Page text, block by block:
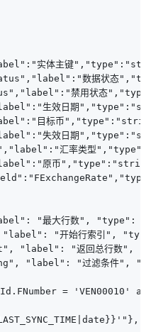
实体主键
数据状态
禁用状态
生效日期
目标币
失效日期
汇率类型
原币
"最大行数", "type":
"开始行索引",
"label": "返回总行数",
"label": "过滤条件",
= 'VEN00010'